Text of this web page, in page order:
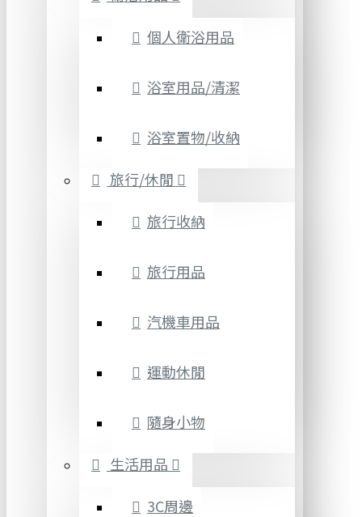
個人衛浴用品
浴室用品/清潔
浴室置物/收納
旅行/休閒
旅行收納
旅行用品
汽機車用品
運動休閒
隨身小物
生活用品
3C周邊